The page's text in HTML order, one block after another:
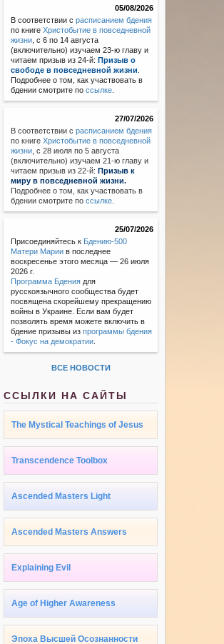
05/08/2026
В соответствии срасписанием бдения
по книгеХристобытие в повседневной
жизни , с 6 по 14 августа
(включительно) изучаем 23-ю главу и
читаем призыв из 24-й: Призыв о
свободе в повседневной жизни
Подробнее о том, как участвовать в
бдении смотрите поссылке
27/07/2026
В соответствии с расписанием бдения
по книгеХристобытие в повседневной
жизни с 28 июля по 5 августа
(включительно) изучаем 21-ю главу и
читаем призыв из 22-й: Призыв к
миру в повседневной жизни.
Подробнее о том, как участвовать в
бдении смотрите поссылке
25/07/2026
Присоединяйтесь к Бдению-500
Матери Марии в последнее
воскресенье этого месяца — 26 июля
2026 г.
Программа Бдения для
русскоязычного сообщества будет
посвящена скорейшему прекращению
войны в Украине. Если вам будет
позволять время можете включить в
бдение призывы изпрограммы бдения
- Фокус на демократии
ВСЕ НОВОСТИ
ССЫЛКИ НА САЙТЫ
The Mystical Teachings of Jesus
Transcendence Toolbox
Ascended Masters Light
Ascended Masters Answers
Explaining Evil
Age of Higher Awareness
Эпоха Высшей Осознанности